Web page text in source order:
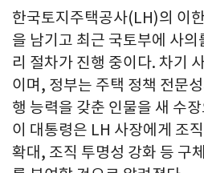
한국토지주택공사(LH)의 이
을 남기고 최근 국토부에 사
리 절차가 진행 중이다. 차기
이며, 정부는 주택 정책 전문
행 능력을 갖춘 인물을 새 수
이 대통령은 LH 사장에게 조
확대, 조직 투명성 강화 등 구